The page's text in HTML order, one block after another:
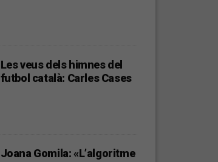
Les veus dels himnes del
futbol català: Carles Cases
Joana Gomila: «L’algoritme